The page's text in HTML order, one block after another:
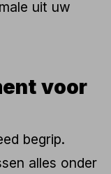
uit uw
voor
begrip.
alles onder